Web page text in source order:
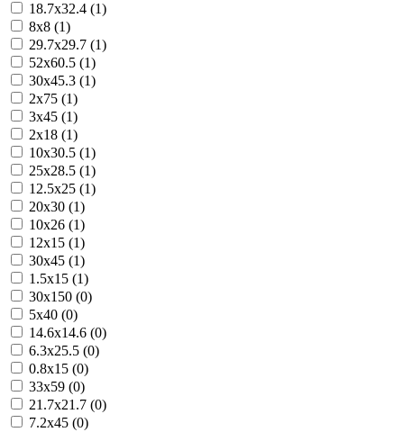
18.7x32.4 (1)
8x8 (1)
29.7x29.7 (1)
52x60.5 (1)
30x45.3 (1)
2x75 (1)
3x45 (1)
2x18 (1)
10x30.5 (1)
25x28.5 (1)
12.5x25 (1)
20x30 (1)
10x26 (1)
12x15 (1)
30x45 (1)
1.5x15 (1)
30x150 (0)
5x40 (0)
14.6x14.6 (0)
6.3x25.5 (0)
0.8x15 (0)
33x59 (0)
21.7x21.7 (0)
7.2x45 (0)